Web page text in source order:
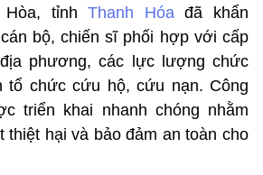
Hòa, tỉnhThanh Hóađã khẩn
bộ, chiến sĩ phối hợp với cấp
phương, các lực lượng chức
tổ chức cứu hộ, cứu nạn. Công
triển khai nhanh chóng nhằm
thiệt hại và bảo đảm an toàn cho